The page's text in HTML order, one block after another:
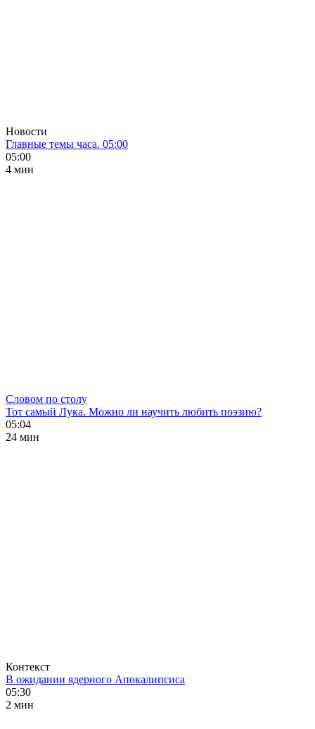
Новости
Главные темы часа. 05:00
05:00
4 мин
Словом по столу
Тот самый Лука. Можно ли научить любить поэзию?
05:04
24 мин
Контекст
В ожидании ядерного Апокалипсиса
05:30
2 мин